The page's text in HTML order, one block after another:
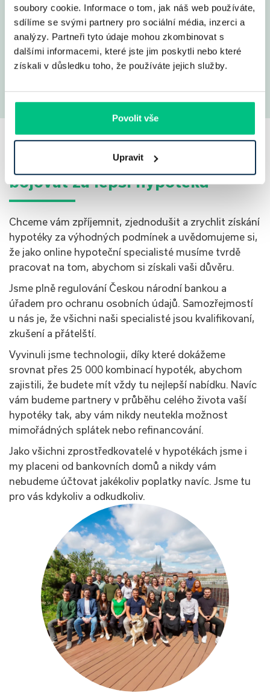
soubory cookie. Informace o tom, jak náš web používáte,
sdílíme se svými partnery pro sociální média, inzerci a
analýzy. Partneři tyto údaje mohou zkombinovat s
dalšími informacemi, které jste jim poskytli nebo které
získali v důsledku toho, že používáte jejich služby.
Povolit vše
Upravit
Ukázat všechny
příběhy
Jsme připraveni pro vás
bojovat za lepší hypotéku
Chceme vám zpříjemnit, zjednodušit a zrychlit získání
hypotéky za výhodných podmínek a uvědomujeme si,
že jako online hypoteční specialisté musíme tvrdě
pracovat na tom, abychom si získali vaši důvěru.
Jsme plně regulování Českou národní bankou a
úřadem pro ochranu osobních údajů. Samozřejmostí
u nás je, že všichni naši specialisté jsou kvalifikovaní,
zkušení a přátelští.
Vyvinuli jsme technologii, díky které dokážeme
srovnat přes 25 000 kombinací hypoték, abychom
zajistili, že budete mít vždy tu nejlepší nabídku. Navíc
vám budeme partnery v průběhu celého života vaší
hypotéky tak, aby vám nikdy neutekla možnost
mimořádných splátek nebo refinancování.
Jako všichni zprostředkovatelé v hypotékách jsme i
my placeni od bankovních domů a nikdy vám
nebudeme účtovat jakékoliv poplatky navíc. Jsme tu
pro vás kdykoliv a odkudkoliv.